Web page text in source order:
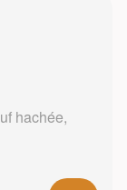
hachée,